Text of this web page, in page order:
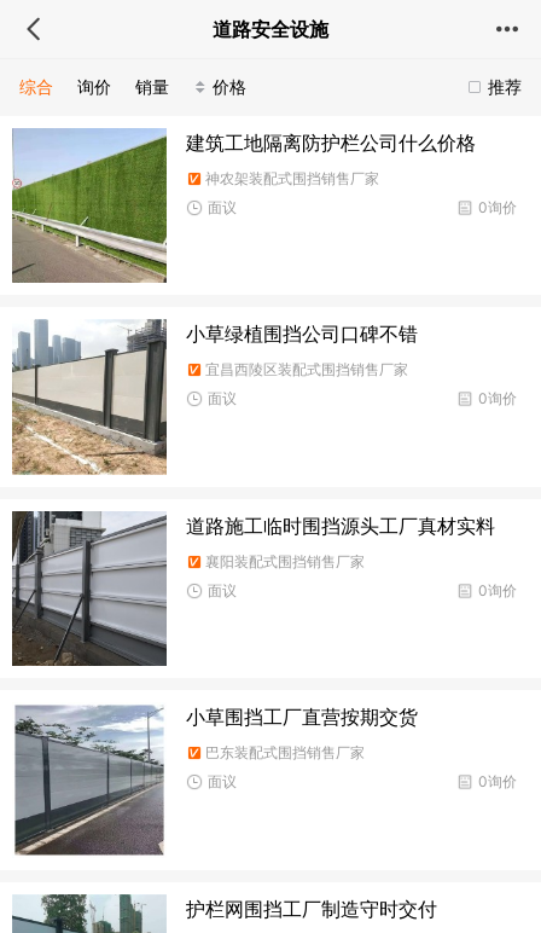
道路安全设施
推荐
综合 询价 销量 价格
建筑工地隔离防护栏公司什么价格
神农架装配式围挡销售厂家
0询价
面议
小草绿植围挡公司口碑不错
宜昌西陵区装配式围挡销售厂家
0询价
面议
道路施工临时围挡源头工厂真材实料
襄阳装配式围挡销售厂家
0询价
面议
小草围挡工厂直营按期交货
巴东装配式围挡销售厂家
0询价
面议
护栏网围挡工厂制造守时交付